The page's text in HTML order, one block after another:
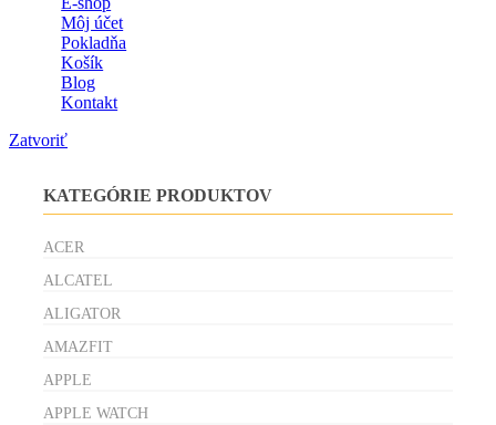
Môj účet
Pokladňa
Košík
Blog
Kontakt
Zatvoriť
KATEGÓRIE PRODUKTOV
ACER
ALCATEL
ALIGATOR
AMAZFIT
APPLE
APPLE WATCH